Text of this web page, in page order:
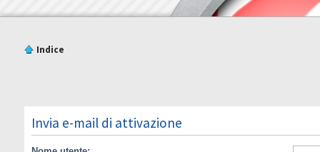
Indice
Invia e-mail di attivazione